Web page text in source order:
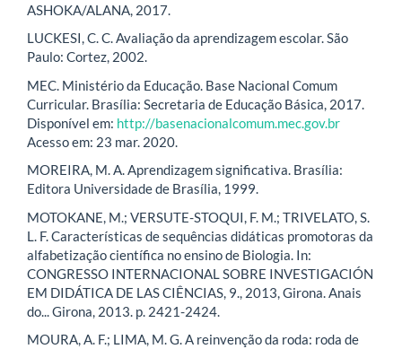
ASHOKA/ALANA, 2017.
LUCKESI, C. C. Avaliação da aprendizagem escolar. São
Paulo: Cortez, 2002.
MEC. Ministério da Educação. Base Nacional Comum
Curricular. Brasília: Secretaria de Educação Básica, 2017.
Disponível em: http://basenacionalcomum.mec.gov.br
Acesso em: 23 mar. 2020.
MOREIRA, M. A. Aprendizagem significativa. Brasília:
Editora Universidade de Brasília, 1999.
MOTOKANE, M.; VERSUTE-STOQUI, F. M.; TRIVELATO, S.
L. F. Características de sequências didáticas promotoras da
alfabetização científica no ensino de Biologia. In:
CONGRESSO INTERNACIONAL SOBRE INVESTIGACIÓN
EM DIDÁTICA DE LAS CIÊNCIAS, 9., 2013, Girona. Anais
do... Girona, 2013. p. 2421-2424.
MOURA, A. F.; LIMA, M. G. A reinvenção da roda: roda de